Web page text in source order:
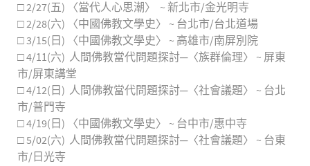
□ 2/27(五) 〈當代人心思潮〉 ~ 新北市/金光明寺
□ 2/28(六) 〈中國佛教文學史〉 ~ 台北市/台北道場
□ 3/15(日) 〈中國佛教文學史〉 ~ 高雄市/南屏別院
□ 4/11(六) 人間佛教當代問題探討─〈族群倫理〉 ~ 屏東
市/屏東講堂
□ 4/12(日) 人間佛教當代問題探討─〈社會議題〉 ~ 台北
市/普門寺
□ 4/19(日) 〈中國佛教文學史〉 ~ 台中市/惠中寺
□ 5/02(六) 人間佛教當代問題探討─〈社會議題〉 ~ 台東
市/日光寺